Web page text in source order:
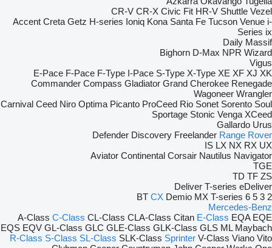
CR-V CR-X Civic Fit HR-V Shuttle Vezel
Accent Creta Getz H-series Ioniq Kona Santa Fe Tucson Venue i-
Series ix
Daily Massif
Bighorn D-Max NPR Wizard
Vigus
E-Pace F-Pace F-Type I-Pace S-Type X-Type XE XF XJ XK
Commander Compass Gladiator Grand Cherokee Renegade
Wagoneer Wrangler
Carnival Ceed Niro Optima Picanto ProCeed Rio Sonet Sorento Soul
Sportage Stonic Venga XCeed
Gallardo Urus
Defender Discovery Freelander Range Rover
IS LX NX RX UX
Aviator Continental Corsair Nautilus Navigator
TGE
TD TF ZS
Deliver T-series eDeliver
2
3
5
6
BT CX Demio MX T-series
Mercedes-Benz
A-Class C-Class CL-Class CLA-Class Citan E-Class EQA EQE
EQS EQV GL-Class GLC GLE-Class GLK-Class GLS ML Maybach
R-Class S-Class SL-Class SLK-Class Sprinter V-Class Viano Vito